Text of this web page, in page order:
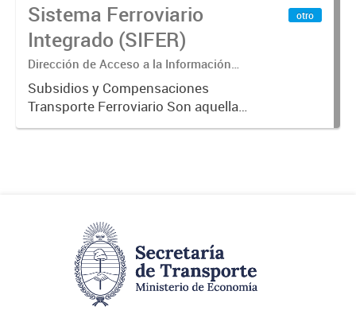
Sistema Ferroviario
Integrado (SIFER)
Dirección de Acceso a la Información
Pública y Transparencia
Subsidios y Compensaciones
Transporte Ferroviario Son aquellas
transferencias realizadas por la
otro